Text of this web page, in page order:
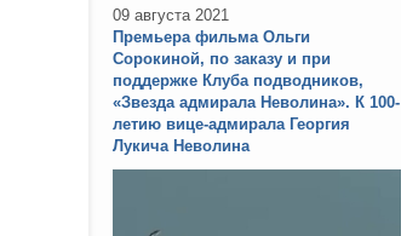
09 августа 2021
Премьера фильма Ольги
Сорокиной, по заказу и при
поддержке Клуба подводников,
«Звезда адмирала Неволина». К 100-
летию вице-адмирала Георгия
Лукича Неволина